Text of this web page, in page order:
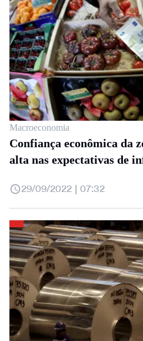
Macroeconomia
Confiança econômica da
alta nas expectativas de
29/09/2022 | 07:32